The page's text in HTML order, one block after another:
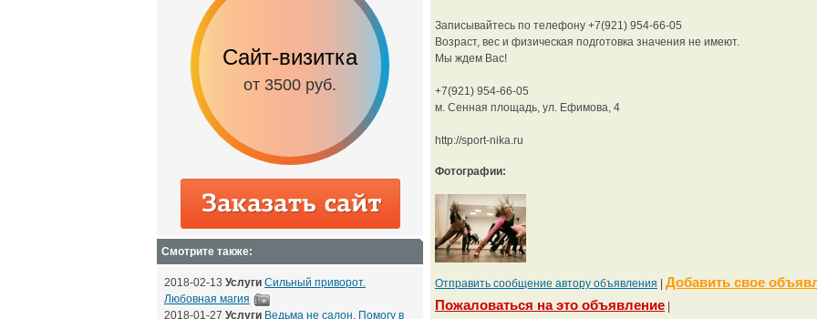
Записывайтесь по телефону +7(921) 954-66-05
Возраст, вес и физическая подготовка значения не имеют.
Мы ждем Вас!
+7(921) 954-66-05
м. Сенная площадь, ул. Ефимова, 4
http://sport-nika.ru
Фотографии:
Отправить сообщение автору объявления Добавить свое
Пожаловаться на это объявление
Сайт-визитка
от 3500 руб.
Сайт с каталогом
от 6500 руб.
Смотрите также:
2018-02-13 Услуги Сильный приворот.
Любовная магия
2018-01-27 Услуги Ведьма не салон. Помогу в